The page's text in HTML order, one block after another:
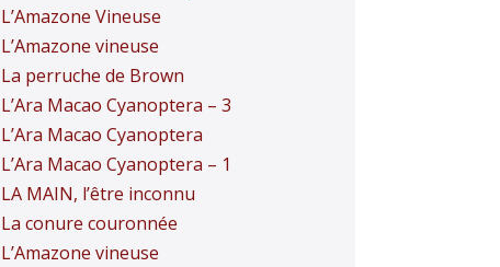
L’Amazone Vineuse
L’Amazone vineuse
La perruche de Brown
L’Ara Macao Cyanoptera – 3
L’Ara Macao Cyanoptera
L’Ara Macao Cyanoptera – 1
LA MAIN, l’être inconnu
La conure couronnée
L’Amazone vineuse